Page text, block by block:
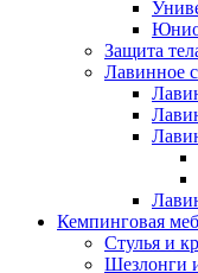
Защита
Лавинное
Кемпинговая
Стулья и
Шезлонги